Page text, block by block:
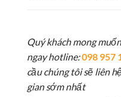
Quý khách mong
ngay hotline:098 957
cầu chúng tôi sẽ liên
gian sớm nhất